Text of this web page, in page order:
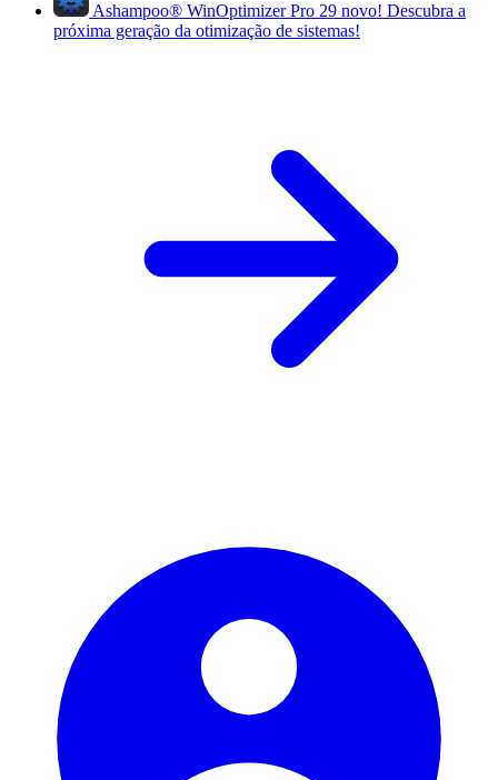
Ashampoo® WinOptimizer Pro 29 novo! Descubra a
próxima geração da otimização de sistemas!